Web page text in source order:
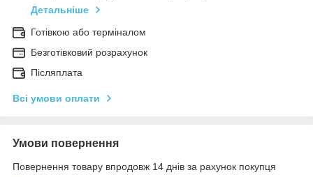
Детальніше
Готівкою або терміналом
Безготівковий розрахунок
Післяплата
Всі умови оплати
Умови повернення
Повернення товару впродовж 14 днів за рахунок покупця